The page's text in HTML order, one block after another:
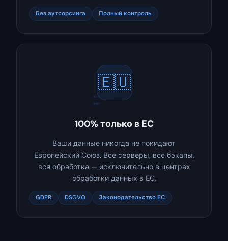
Без аутсорсинга Полный контроль
🇪🇺
★
★
★★★
★
100% только в ЕС
Ваши данные никогда не покидают
Европейский Союз. Все серверы, все бэкапы,
вся обработка — исключительно в центрах
обработки данных в ЕС.
GDPR DSGVO Законодательство ЕС